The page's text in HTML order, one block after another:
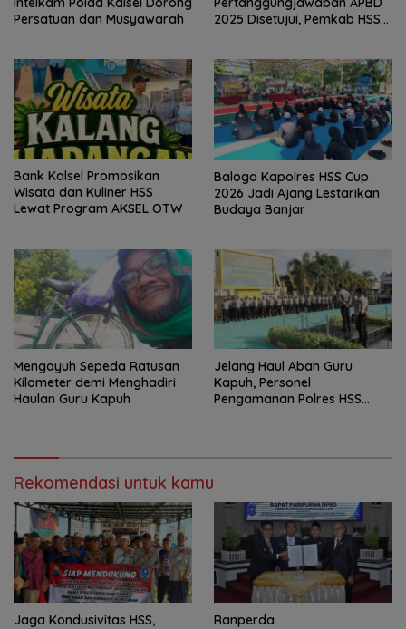
Persatuan dan Musyawarah
2025 Disetujui, Pemkab HSS
Bank Kalsel Promosikan
Wisata dan Kuliner HSS
Lewat Program AKSEL OTW
Balogo Kapolres HSS Cup
2026 Jadi Ajang Lestarikan
Budaya Banjar
Mengayuh Sepeda Ratusan
Kilometer demi Menghadiri
Haulan Guru Kapuh
Jelang Haul Abah Guru
Kapuh, Personel
Pengamanan Polres HSS
Rekomendasi untuk kamu
Jaga Kondusivitas HSS,
Ranperda